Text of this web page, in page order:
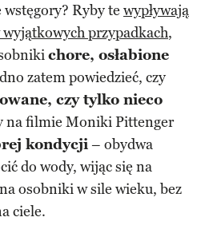
Ryby te wypływają
przypadkach,
chore, osłabione
zatem powiedzieć, czy
czy tylko nieco
na filmie Moniki Pittenger
kondycji– obydwa
do wody, wijąc się na
osobniki w sile wieku, bez
ciele.